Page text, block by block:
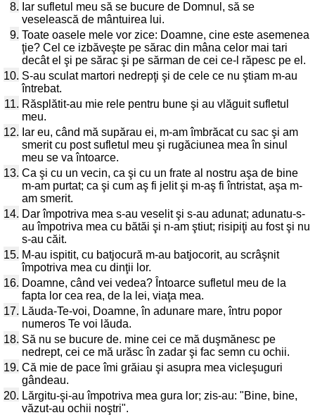
8. Iar sufletul meu să se bucure de Domnul, să se
veselească de mântuirea lui.
9. Toate oasele mele vor zice: Doamne, cine este asemenea
ţie? Cel ce izbăveşte pe sărac din mâna celor mai tari
decât el şi pe sărac şi pe sărman de cei ce-l răpesc pe el.
10. S-au sculat martori nedrepţi şi de cele ce nu ştiam m-au
întrebat.
11. Răsplătit-au mie rele pentru bune şi au vlăguit sufletul
meu.
12. Iar eu, când mă supărau ei, m-am îmbrăcat cu sac şi am
smerit cu post sufletul meu şi rugăciunea mea în sinul
meu se va întoarce.
13. Ca şi cu un vecin, ca şi cu un frate al nostru aşa de bine
m-am purtat; ca şi cum aş fi jelit şi m-aş fi întristat, aşa m-
am smerit.
14. Dar împotriva mea s-au veselit şi s-au adunat; adunatu-s-
au împotriva mea cu bătăi şi n-am ştiut; risipiţi au fost şi nu
s-au căit.
15. M-au ispitit, cu batjocură m-au batjocorit, au scrâşnit
împotriva mea cu dinţii lor.
16. Doamne, când vei vedea? Întoarce sufletul meu de la
fapta lor cea rea, de la lei, viaţa mea.
17. Lăuda-Te-voi, Doamne, în adunare mare, întru popor
numeros Te voi lăuda.
18. Să nu se bucure de. mine cei ce mă duşmănesc pe
nedrept, cei ce mă urăsc în zadar şi fac semn cu ochii.
19. Că mie de pace îmi grăiau şi asupra mea vicleşuguri
gândeau.
20. Lărgitu-şi-au împotriva mea gura lor; zis-au: "Bine, bine,
văzut-au ochii noştri".